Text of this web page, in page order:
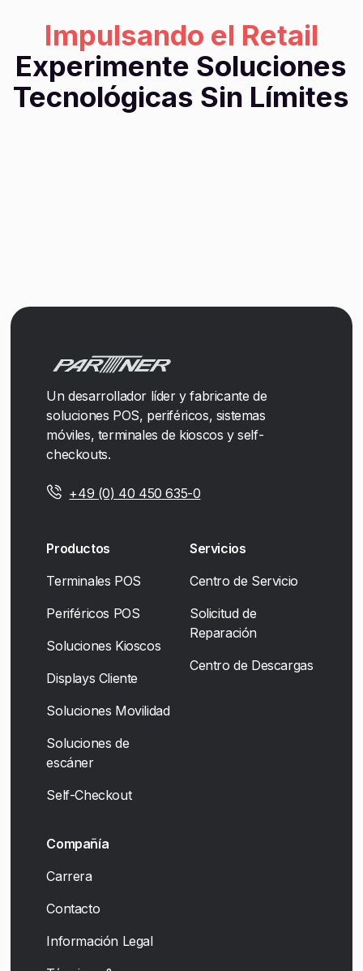
Impulsando el Retail
Experimente Soluciones
Tecnológicas Sin Límites
Un desarrollador líder y fabricante de
soluciones POS, periféricos, sistemas
móviles, terminales de kioscos y self-
checkouts.
+49 (0) 40 450 635-0
Productos
Terminales POS
Periféricos POS
Soluciones Kioscos
Displays Cliente
Soluciones Movilidad
Soluciones de
escáner
Self-Checkout
Servicios
Centro de Servicio
Solicitud de
Reparación
Centro de Descargas
Compañía
Carrera
Contacto
Información Legal